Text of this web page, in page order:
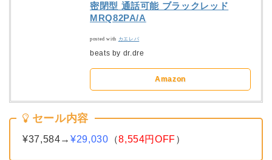
密閉型 通話可能 ブラックレッド
MRQ82PA/A
posted with カエレバ
beats by dr.dre
Amazon
セール内容
¥37,584→¥29,030 （8,554円OFF）